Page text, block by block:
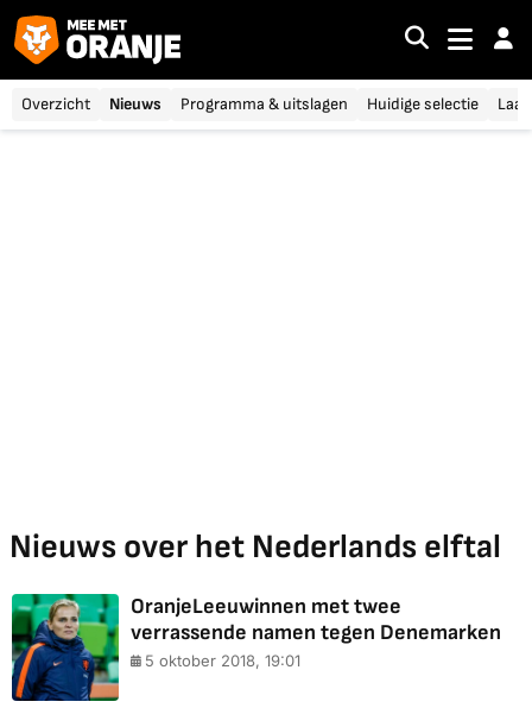
Overzicht Nieuws Programma & uitslagen Huidige selectie
Nieuws over het Nederlands elftal
OranjeLeeuwinnen met twee
verrassende namen tegen Denemarken
5 oktober 2018, 19:01